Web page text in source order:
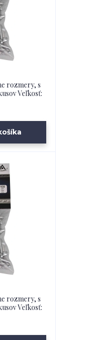
rozmery, s
Veľkosť:
rozmery, s
Veľkosť: